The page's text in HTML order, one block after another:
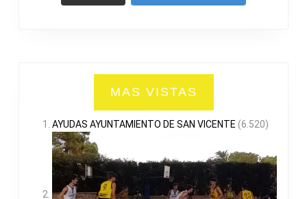
MAS VISTAS
AYUDAS AYUNTAMIENTO DE SAN VICENTE (6.520)